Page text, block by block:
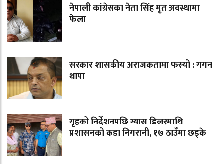
नेपाली कांग्रेसका नेता सिंह मृत अवस्थामा
फेला
सरकार शासकीय अराजकतामा फस्यो : गगन
थापा
गृहको निर्देशनपछि ग्यास डिलरमाथि
प्रशासनको कडा निगरानी, १७ ठाउँमा छड्के